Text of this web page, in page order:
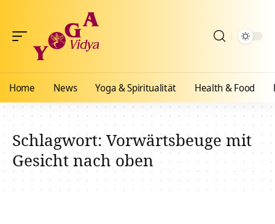
Home News Yoga & Spiritualität Health & Food
Schlagwort:Vorwärtsbeuge mit
Gesicht nach oben